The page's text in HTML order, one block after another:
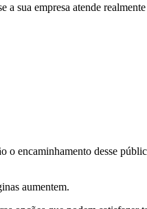
sua empresa atende realmente
o encaminhamento desse
aumentem.